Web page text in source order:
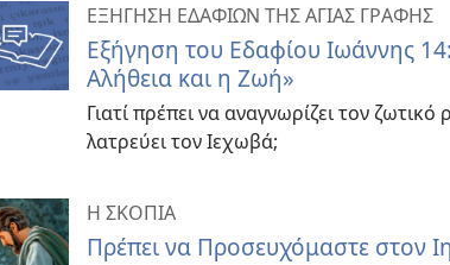
ΕΞΗΓΗΣΗ ΕΔΑΦΙΩΝ ΤΗΣ ΑΓΙΑΣ ΓΡΑΦΗΣ
Εξήγηση του Εδαφίου Ιωάννης
Αλήθεια και η Ζωή»
Γιατί πρέπει να αναγνωρίζει τον
λατρεύει τον Ιεχωβά;
Η ΣΚΟΠΙΑ
Πρέπει να Προσευχόμαστε στον